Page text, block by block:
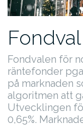
Fondvalen för
räntefonder
på marknaden
algoritmen att
Utvecklingen
0,65%.